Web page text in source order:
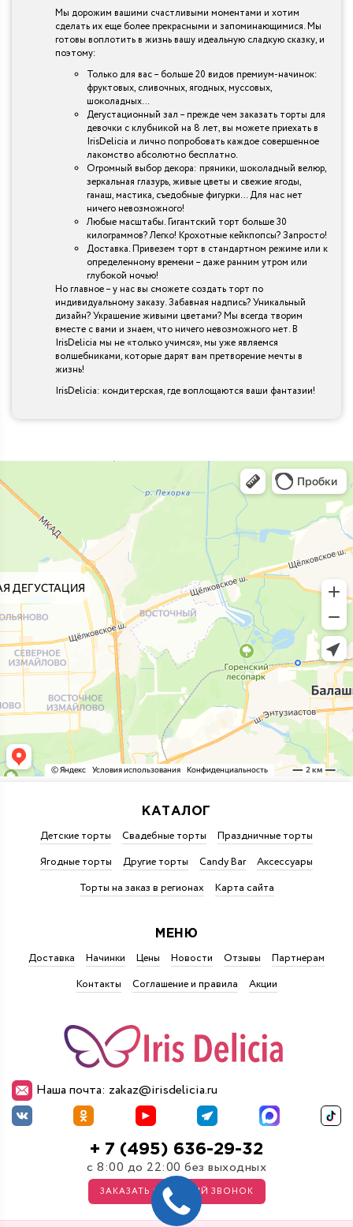
Мы дорожим вашими счастливыми моментами и хотим
сделать их еще более прекрасными и запоминающимися. Мы
готовы воплотить в жизнь вашу идеальную сладкую сказку, и
поэтому:
Только для вас – больше 20 видов премиум-начинок:
фруктовых, сливочных, ягодных, муссовых,
шоколадных…
Дегустационный зал – прежде чем заказать торты для
девочки с клубникой на 8 лет, вы можете приехать в
IrisDelicia и лично попробовать каждое совершенное
лакомство абсолютно бесплатно.
Огромный выбор декора: пряники, шоколадный велюр,
зеркальная глазурь, живые цветы и свежие ягоды,
ганаш, мастика, съедобные фигурки… Для нас нет
ничего невозможного!
Любые масштабы. Гигантский торт больше 30
килограммов? Легко! Крохотные кейкпопсы? Запросто!
Доставка. Привезем торт в стандартном режиме или к
определенному времени – даже ранним утром или
глубокой ночью!
Но главное – у нас вы сможете создать торт по
индивидуальному заказу. Забавная надпись? Уникальный
дизайн? Украшение живыми цветами? Мы всегда творим
вместе с вами и знаем, что ничего невозможного нет. В
IrisDelicia мы не «только учимся», мы уже являемся
волшебниками, которые дарят вам претворение мечты в
жизнь!
IrisDelicia: кондитерская, где воплощаются ваши фантазии!
Наша почта: zakaz@irisdelicia.ru
+ 7 (495) 636-29-32
с 8:00 до 22:00 без выходных
ЗАКАЗАТЬ ОБРАТНЫЙ ЗВОНОК
КАТАЛОГ
Детские торты Свадебные торты
Праздничные торты
Ягодные торты
Другие торты Candy Bar
Аксессуары
Торты на заказ в регионах
Карта сайта
МЕНЮ
Доставка Начинки Цены Новости Отзывы
Партнерам
Контакты
Соглашение и правила Акции